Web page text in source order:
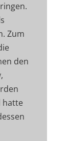
Zum
den
hatte